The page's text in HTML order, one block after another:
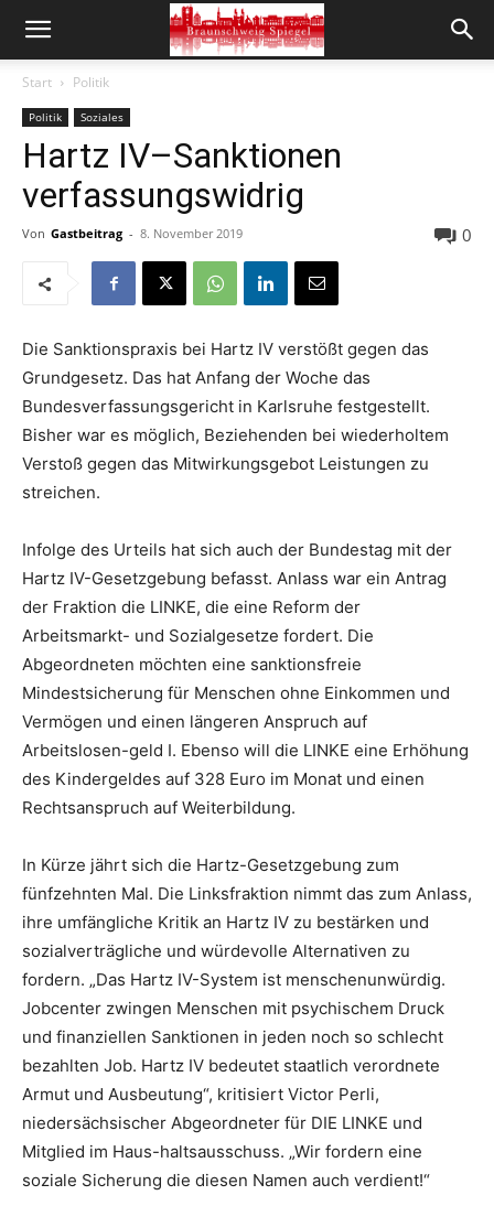
Start Politik
Politik Soziales
Hartz IV–Sanktionen
verfassungswidrig
Von Gastbeitrag - 8. November 2019 0
Die Sanktionspraxis bei Hartz IV verstößt gegen das
Grundgesetz. Das hat Anfang der Woche das
Bundesverfassungsgericht in Karlsruhe festgestellt.
Bisher war es möglich, Beziehenden bei wiederholtem
Verstoß gegen das Mitwirkungsgebot Leistungen zu
streichen.
Infolge des Urteils hat sich auch der Bundestag mit der
Hartz IV-Gesetzgebung befasst. Anlass war ein Antrag
der Fraktion die LINKE, die eine Reform der
Arbeitsmarkt- und Sozialgesetze fordert. Die
Abgeordneten möchten eine sanktionsfreie
Mindestsicherung für Menschen ohne Einkommen und
Vermögen und einen längeren Anspruch auf
Arbeitslosen-geld I. Ebenso will die LINKE eine Erhöhung
des Kindergeldes auf 328 Euro im Monat und einen
Rechtsanspruch auf Weiterbildung.
In Kürze jährt sich die Hartz-Gesetzgebung zum
fünfzehnten Mal. Die Linksfraktion nimmt das zum Anlass,
ihre umfängliche Kritik an Hartz IV zu bestärken und
sozialverträgliche und würdevolle Alternativen zu
fordern. „Das Hartz IV-System ist menschenunwürdig.
Jobcenter zwingen Menschen mit psychischem Druck
und finanziellen Sanktionen in jeden noch so schlecht
bezahlten Job. Hartz IV bedeutet staatlich verordnete
Armut und Ausbeutung“, kritisiert Victor Perli,
niedersächsischer Abgeordneter für DIE LINKE und
Mitglied im Haus-haltsausschuss. „Wir fordern eine
soziale Sicherung die diesen Namen auch verdient!“